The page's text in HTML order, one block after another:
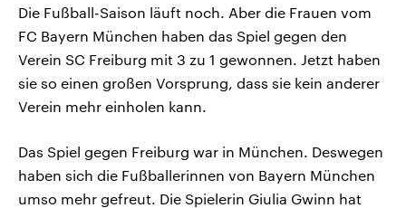
Die Fußball-Saison läuft noch. Aber die Frauen vom
FC Bayern München haben das Spiel gegen den
Verein SC Freiburg mit 3 zu 1 gewonnen. Jetzt haben
sie so einen großen Vorsprung, dass sie kein anderer
Verein mehr einholen kann.
Das Spiel gegen Freiburg war in München. Deswegen
haben sich die Fußballerinnen von Bayern München
umso mehr gefreut. Die Spielerin Giulia Gwinn hat